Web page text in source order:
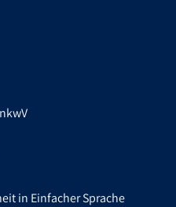
in Einfacher Sprache